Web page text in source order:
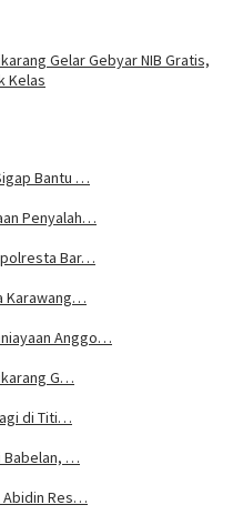
Gelar Gebyar NIB Gratis,
Kelas
Bantu …
Penyalah…
Bar…
Karawang…
Anggo…
G…
di Titi…
Babelan, …
Abidin Res…